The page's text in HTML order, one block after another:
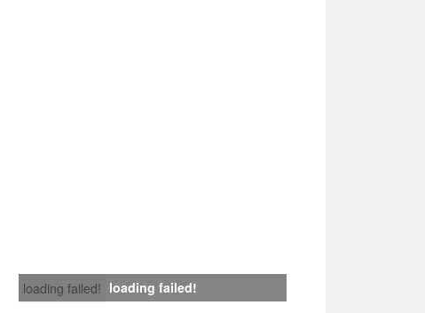
loading failed! loading failed!